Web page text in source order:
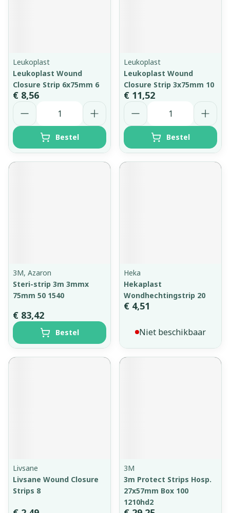
Leukoplast
Leukoplast Wound
Closure Strip 6x75mm 6
€ 8,56
Aantal
Bestel
Leukoplast
Leukoplast Wound
Closure Strip 3x75mm 10
€ 11,52
Aantal
Bestel
3M, Azaron
Steri-strip 3m 3mmx
75mm 50 1540
€ 83,42
Bestel
Heka
Hekaplast
Wondhechtingstrip 20
€ 4,51
Niet beschikbaar
Livsane
Livsane Wound Closure
Strips 8
3M
3m Protect Strips Hosp.
27x57mm Box 100
1210hd2